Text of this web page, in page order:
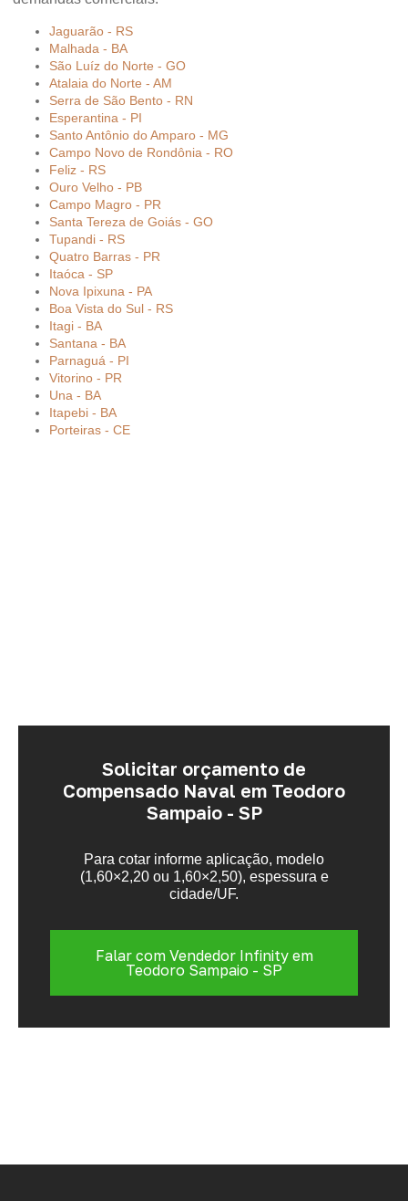
Jaguarão - RS
Malhada - BA
São Luíz do Norte - GO
Atalaia do Norte - AM
Serra de São Bento - RN
Esperantina - PI
Santo Antônio do Amparo - MG
Campo Novo de Rondônia - RO
Feliz - RS
Ouro Velho - PB
Campo Magro - PR
Santa Tereza de Goiás - GO
Tupandi - RS
Quatro Barras - PR
Itaóca - SP
Nova Ipixuna - PA
Boa Vista do Sul - RS
Itagi - BA
Santana - BA
Parnaguá - PI
Vitorino - PR
Una - BA
Itapebi - BA
Porteiras - CE
Solicitar orçamento de
Compensado Naval em Teodoro
Sampaio - SP
Para cotar informe aplicação, modelo
(1,60×2,20 ou 1,60×2,50), espessura e
cidade/UF.
Falar com Vendedor Infinity em
Teodoro Sampaio - SP